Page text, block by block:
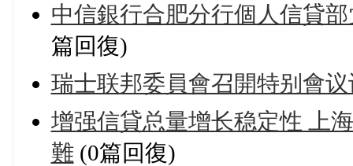
中信銀行合肥分行個人信貸
篇回復)
瑞士联邦委員會召開特别會
增强信貸总量增长稳定性 上
難(0篇回復)